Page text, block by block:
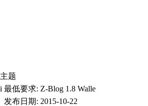
题
最低要求: Z-Blog 1.8 Walle
发布日期: 2015-10-22